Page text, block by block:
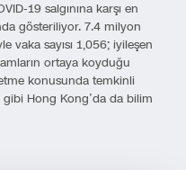
19 salgınına karşı en
gösteriliyor. 7.4 milyon
vaka sayısı 1,056; iyileşen
ortaya koyduğu
konusunda temkinli
Hong Kong’da da bilim